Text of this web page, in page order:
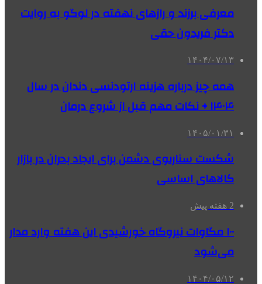
معرفی برزند و رازهای نهفته در لوگو به روایت
دکتر فریدون حقی
۱۴۰۴/۰۷/۱۳
همه چیز درباره هزینه ارتودنسی دندان در سال
۱۴۰۴ + نکات مهم قبل از شروع درمان
۱۴۰۵/۰۱/۳۱
شکست سناریوی دشمن برای ایجاد بحران در بازار
کالاهای اساسی
2 هفته پیش
۱۰۰ مگاوات نیروگاه‌ خورشیدی این هفته وارد مدار
می‌شود
۱۴۰۴/۰۵/۱۲